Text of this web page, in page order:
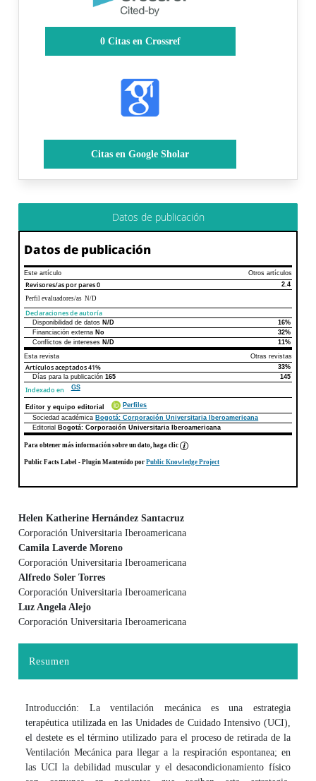
0Citas en Crossref
Citas en Google Sholar
Datos de publicación
Datos de publicación
Este artículo Otros artículos
Revisores/as por pares0
2.4
Perfil evaluadores/as N/D
Declaraciones de autoría
Declaraciones de autoríaEste artículo
Disponibilidad de datos N/D
16%
Financiación externa No
32%
Conflictos de intereses N/D
11%
Esta revista
Otras revistas
Artículos aceptados41%
33%
Días para la publicación165 145
Indexado en GS
Editor y equipo editorial
Perfiles
Sociedad académica Bogotá: Corporación Universitaria Iberoamericana
Editorial
Bogotá: Corporación Universitaria Iberoamericana
Para obtener más información sobre un dato, haga clic
Public Facts Label - Plugin Mantenido porPublic Knowledge Project
Contenido principal del artículo
Helen Katherine Hernández Santacruz
Corporación Universitaria Iberoamericana
Camila Laverde Moreno
Corporación Universitaria Iberoamericana
Alfredo Soler Torres
Corporación Universitaria Iberoamericana
Luz Angela Alejo
Corporación Universitaria Iberoamericana
Resumen
Introducción: La ventilación mecánica es una estrategia
terapéutica utilizada en las Unidades de Cuidado Intensivo (UCI),
el destete es el término utilizado para el proceso de retirada de la
Ventilación Mecánica para llegar a la respiración espontanea; en
las UCI la debilidad muscular y el desacondicionamiento físico